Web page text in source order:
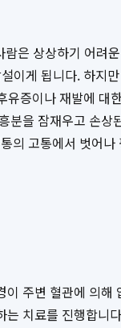
은 상상하기 어려
이게 됩니다. 하지
증이나 재발에 대
분을 잠재우고 손상
의 고통에서 벗어
주변 혈관에 의해
는 치료를 진행합니